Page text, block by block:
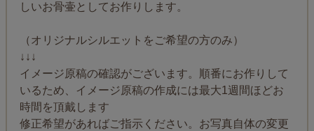
しいお骨壷としてお作りします。
（オリジナルシルエットをご希望の方のみ）
↓↓↓
イメージ原稿の確認がございます。順番にお作りして
いるため、イメージ原稿の作成には最大1週間ほどお
時間を頂戴します
修正希望があればご指示ください。お写真自体の変更